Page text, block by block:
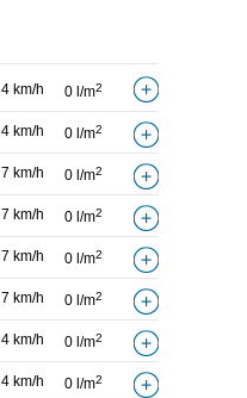
4 km/h 0 l/m2
4 km/h 0 l/m2
7 km/h 0 l/m2
7 km/h 0 l/m2
7 km/h 0 l/m2
7 km/h 0 l/m2
4 km/h 0 l/m2
4 km/h 0 l/m2